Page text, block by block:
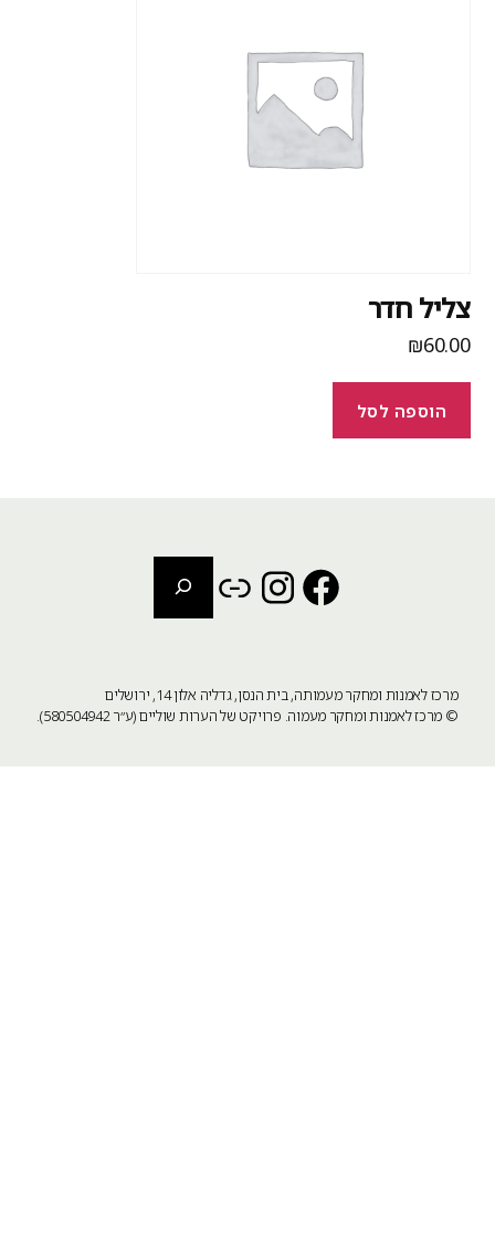
חדר
₪
הוספה לסל
מרכז לאמנות ומחקר מעמותה, בית הנסן, גדליה אלון 14, ירושלים
מרכז לאמנות ומחקר מעמוה. פרויקט של הערות שוליים (ע״ר 580504942).
Facebook
Instagram
Link